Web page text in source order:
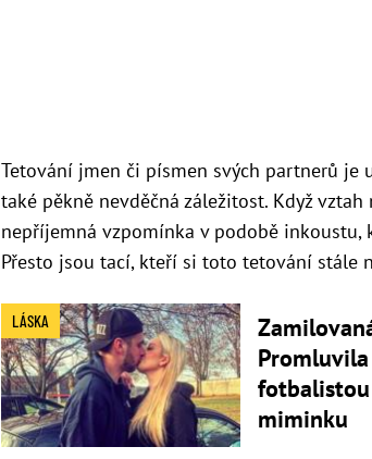
Tetování jmen či písmen svých partnerů je
také pěkně nevděčná záležitost. Když
nepříjemná vzpomínka v podobě inkoustu,
Přesto jsou tací, kteří si toto tetování stále
LÁSKA
miminku